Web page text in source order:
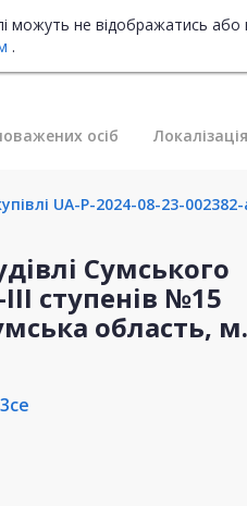
можуть не відображатись
.
осіб Локалізація
UA-P-2024-08-23-002382-
Сумського
ступенів №15
область, м.